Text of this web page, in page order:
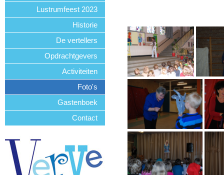
Lustrumfeest 2023
Historie
De vertellers
Opdrachtgevers
Activiteiten
Foto's
Gastenboek
Contact